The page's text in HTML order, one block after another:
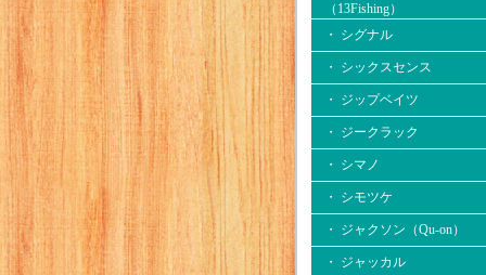
（13Fishing）
・ シグナル
・ シックスセンス
・ ジップベイツ
・ ジークラック
・ シマノ
・ シモツケ
・ ジャクソン（Qu-on）
・ ジャッカル